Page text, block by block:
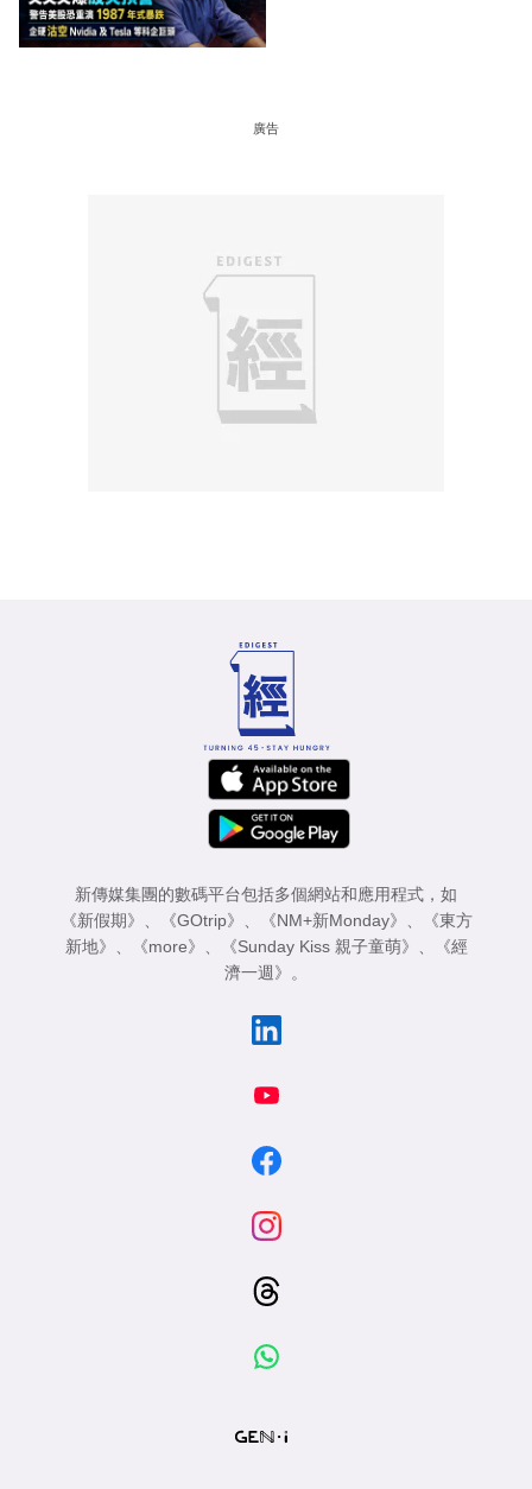
廣告
新傳媒集團的數碼平台包括多個網站和應用程式，如
《新假期》
《GOtrip》 《NM+新Monday》
《東方
新地》
《more》 《Sunday Kiss 親子童萌》
《經
濟一週》
。